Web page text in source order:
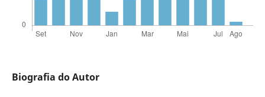
Biografia do Autor